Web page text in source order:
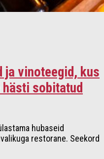
ja vinoteegid, kus
sobitatud
hubaseid
restorane. Seekord